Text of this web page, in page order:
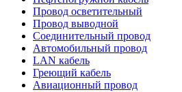
Провод осветительный
Провод выводной
Соединительный провод
Автомобильный провод
LAN кабель
Греющий кабель
Авиационный провод